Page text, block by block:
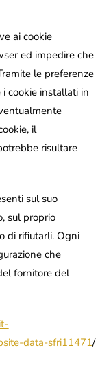
ai cookie
ed impedire che
le preferenze
cookie installati in
il
risultare
sul suo
sul proprio
di rifiutarli. Ogni
che
fornitore del
data-sfri11471/